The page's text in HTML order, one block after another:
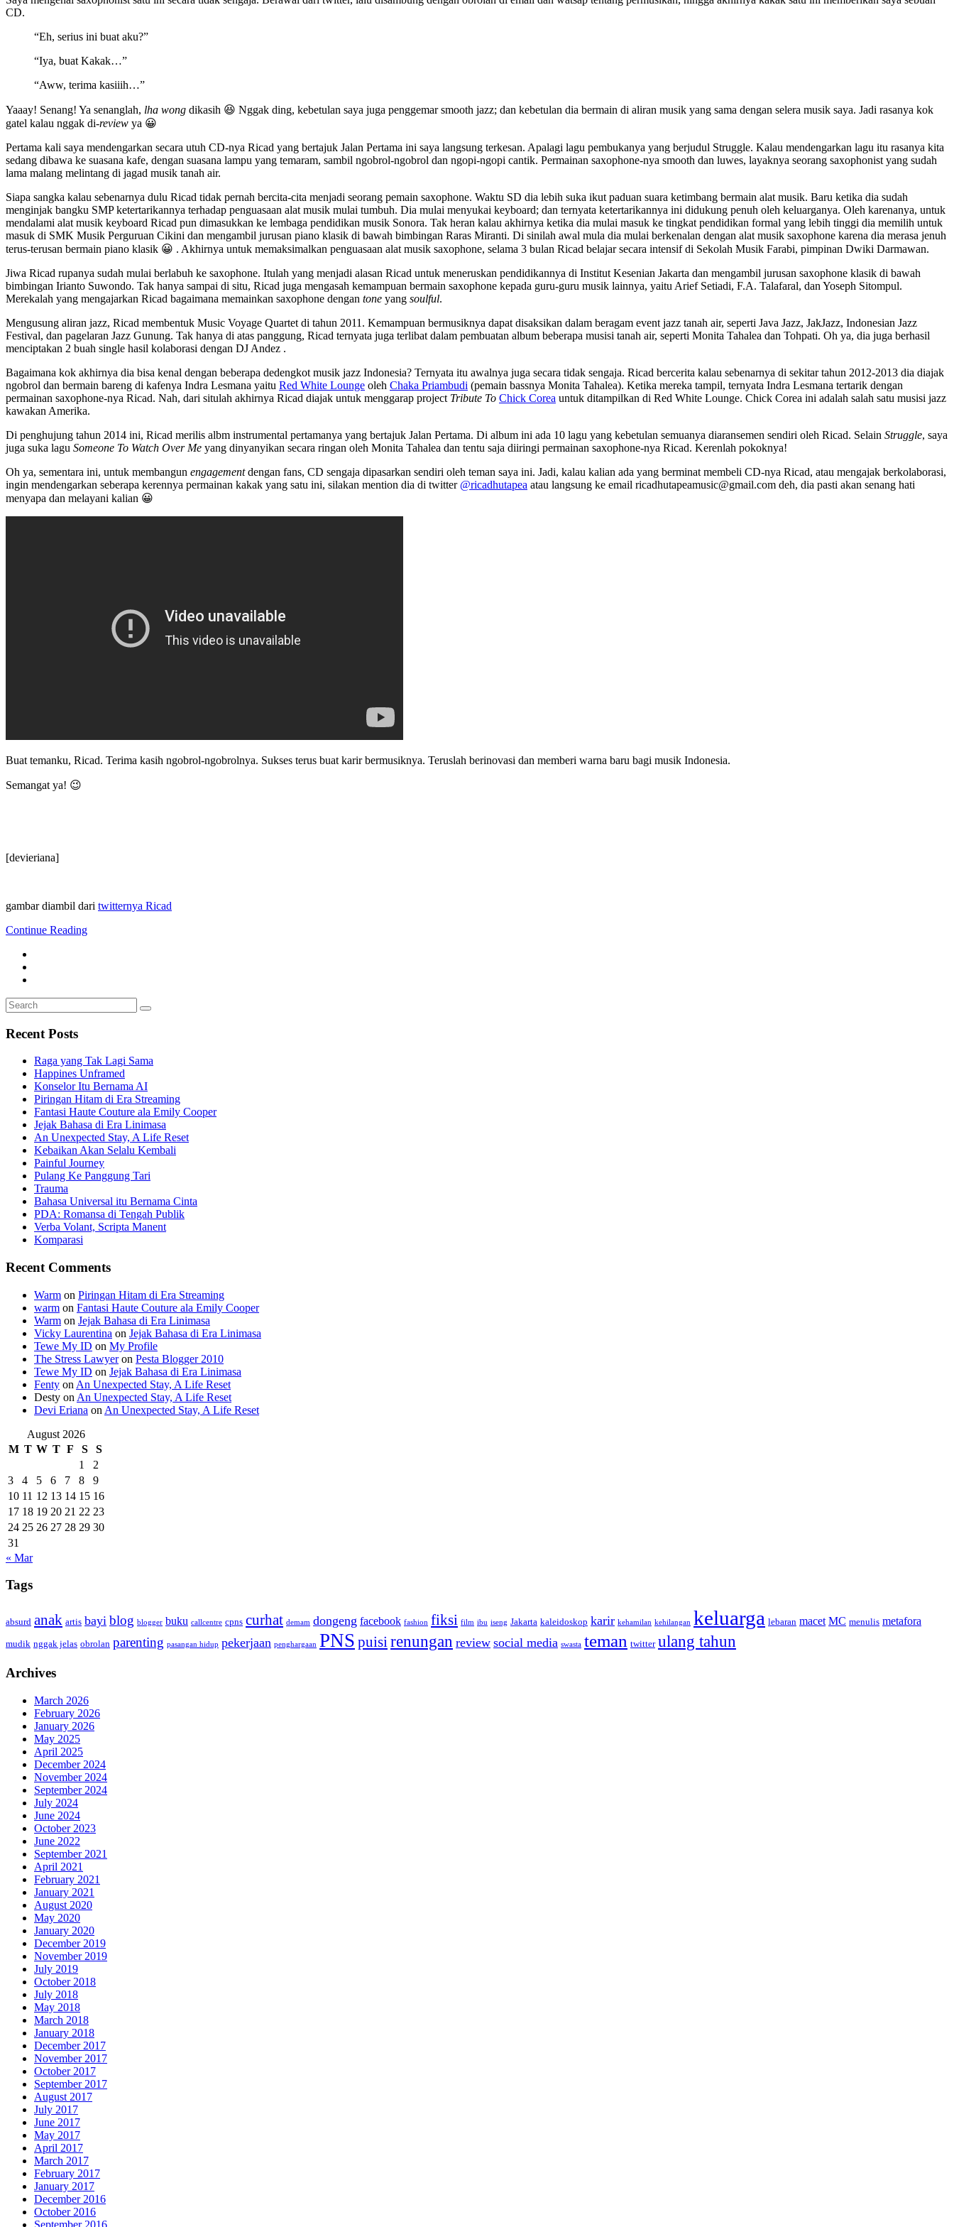
CD.
“Eh, serius ini buat aku?”
“Iya, buat Kakak…”
“Aww, terima kasiiih…”
Yaaay! Senang! Ya senanglah, lha wong dikasih 😆 Nggak ding, kebetulan saya juga penggemar smooth jazz; dan kebetulan dia bermain di aliran musik yang sama dengan selera musik saya. Jadi rasanya kok
gatel kalau nggak di-review ya 😀
Pertama kali saya mendengarkan secara utuh CD-nya Ricad yang bertajuk Jalan Pertama ini saya langsung terkesan. Apalagi lagu pembukanya yang berjudul Struggle. Kalau mendengarkan lagu itu rasanya kita
sedang dibawa ke suasana kafe, dengan suasana lampu yang temaram, sambil ngobrol-ngobrol dan ngopi-ngopi cantik. Permainan saxophone-nya smooth dan luwes, layaknya seorang saxophonist yang sudah
lama malang melintang di jagad musik tanah air.
Siapa sangka kalau sebenarnya dulu Ricad tidak pernah bercita-cita menjadi seorang pemain saxophone. Waktu SD dia lebih suka ikut paduan suara ketimbang bermain alat musik. Baru ketika dia sudah
menginjak bangku SMP ketertarikannya terhadap penguasaan alat musik mulai tumbuh. Dia mulai menyukai keyboard; dan ternyata ketertarikannya ini didukung penuh oleh keluarganya. Oleh karenanya, untuk
mendalami alat musik keyboard Ricad pun dimasukkan ke lembaga pendidikan musik Sonora. Tak heran kalau akhirnya ketika dia mulai masuk ke tingkat pendidikan formal yang lebih tinggi dia memilih untuk
masuk di SMK Musik Perguruan Cikini dan mengambil jurusan piano klasik di bawah bimbingan Raras Miranti. Di sinilah awal mula dia mulai berkenalan dengan alat musik saxophone karena dia merasa jenuh
terus-terusan bermain piano klasik 😀 . Akhirnya untuk memaksimalkan penguasaan alat musik saxophone, selama 3 bulan Ricad belajar secara intensif di Sekolah Musik Farabi, pimpinan Dwiki Darmawan.
Jiwa Ricad rupanya sudah mulai berlabuh ke saxophone. Itulah yang menjadi alasan Ricad untuk meneruskan pendidikannya di Institut Kesenian Jakarta dan mengambil jurusan saxophone klasik di bawah
bimbingan Irianto Suwondo. Tak hanya sampai di situ, Ricad juga mengasah kemampuan bermain saxophone kepada guru-guru musik lainnya, yaitu Arief Setiadi, F.A. Talafaral, dan Yoseph Sitompul.
Merekalah yang mengajarkan Ricad bagaimana memainkan saxophone dengan tone yang soulful.
Mengusung aliran jazz, Ricad membentuk Music Voyage Quartet di tahun 2011. Kemampuan bermusiknya dapat disaksikan dalam beragam event jazz tanah air, seperti Java Jazz, JakJazz, Indonesian Jazz
Festival, dan pagelaran Jazz Gunung. Tak hanya di atas panggung, Ricad ternyata juga terlibat dalam pembuatan album beberapa musisi tanah air, seperti Monita Tahalea dan Tohpati. Oh ya, dia juga berhasil
menciptakan 2 buah single hasil kolaborasi dengan DJ Andez .
Bagaimana kok akhirnya dia bisa kenal dengan beberapa dedengkot musik jazz Indonesia? Ternyata itu awalnya juga secara tidak sengaja. Ricad bercerita kalau sebenarnya di sekitar tahun 2012-2013 dia diajak
ngobrol dan bermain bareng di kafenya Indra Lesmana yaitu Red White Lounge oleh Chaka Priambudi (pemain bassnya Monita Tahalea). Ketika mereka tampil, ternyata Indra Lesmana tertarik dengan
permainan saxophone-nya Ricad. Nah, dari situlah akhirnya Ricad diajak untuk menggarap project Tribute To Chick Corea untuk ditampilkan di Red White Lounge. Chick Corea ini adalah salah satu musisi jazz
kawakan Amerika.
Di penghujung tahun 2014 ini, Ricad merilis albm instrumental pertamanya yang bertajuk Jalan Pertama. Di album ini ada 10 lagu yang kebetulan semuanya diaransemen sendiri oleh Ricad. Selain Struggle, saya
juga suka lagu Someone To Watch Over Me yang dinyanyikan secara ringan oleh Monita Tahalea dan tentu saja diiringi permainan saxophone-nya Ricad. Kerenlah pokoknya!
Oh ya, sementara ini, untuk membangun engagementdengan fans, CD sengaja dipasarkan sendiri oleh teman saya ini. Jadi, kalau kalian ada yang berminat membeli CD-nya Ricad, atau mengajak berkolaborasi,
ingin mendengarkan seberapa kerennya permainan kakak yang satu ini, silakan mention dia di twitter @ricadhutapea atau langsung ke email ricadhutapeamusic@gmail.com deh, dia pasti akan senang hati
menyapa dan melayani kalian 😀
Buat temanku, Ricad. Terima kasih ngobrol-ngobrolnya. Sukses terus buat karir bermusiknya. Teruslah berinovasi dan memberi warna baru bagi musik Indonesia.
Semangat ya! 😉
[devieriana]
gambar diambil dari twitternya Ricad
Continue Reading
Search
for:
Search
Recent Posts
Raga yang Tak Lagi Sama
Happines Unframed
Konselor Itu Bernama AI
Piringan Hitam di Era Streaming
Fantasi Haute Couture ala Emily Cooper
Jejak Bahasa di Era Linimasa
An Unexpected Stay, A Life Reset
Kebaikan Akan Selalu Kembali
Painful Journey
Pulang Ke Panggung Tari
Trauma
Bahasa Universal itu Bernama Cinta
PDA: Romansa di Tengah Publik
Verba Volant, Scripta Manent
Komparasi
Recent Comments
Warm on Piringan Hitam di Era Streaming
warm on Fantasi Haute Couture ala Emily Cooper
Warm on Jejak Bahasa di Era Linimasa
Vicky Laurentina on Jejak Bahasa di Era Linimasa
Tewe My ID on My Profile
The Stress Lawyeron Pesta Blogger 2010
Tewe My ID on Jejak Bahasa di Era Linimasa
Fenty on An Unexpected Stay, A Life Reset
Desty on An Unexpected Stay, A Life Reset
Devi Eriana on An Unexpected Stay, A Life Reset
August 2026
M T W T F S
S
1
2
3
4 5 6 7 8
9
10 11 12 13 14 15 16
17 18 19 20 21 22 23
24 25 26 27 28 29 30
31
« Mar
Tags
absurd anak artis bayi blog blogger buku callcentre cpns curhat demam dongeng facebook fashion fiksi film ibu iseng Jakarta kaleidoskop karir kehamilan kehilangan keluarga lebaran macet MC menulis metafora
mudik nggak jelas obrolan parenting pasangan hidup pekerjaan penghargaan PNS puisirenungan review social media swasta teman twitter ulang tahun
Archives
March 2026
February 2026
January 2026
May 2025
April 2025
December 2024
November 2024
September 2024
July 2024
June 2024
October 2023
June 2022
September 2021
April 2021
February 2021
January 2021
August 2020
May 2020
January 2020
December 2019
November 2019
July 2019
October 2018
July 2018
May 2018
March 2018
January 2018
December 2017
November 2017
October 2017
September 2017
August 2017
July 2017
June 2017
May 2017
April 2017
March 2017
February 2017
January 2017
December 2016
October 2016
September 2016